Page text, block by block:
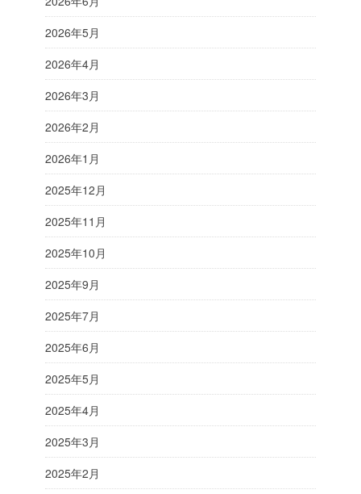
2026年5月
2026年4月
2026年3月
2026年2月
2026年1月
2025年12月
2025年11月
2025年10月
2025年9月
2025年7月
2025年6月
2025年5月
2025年4月
2025年3月
2025年2月